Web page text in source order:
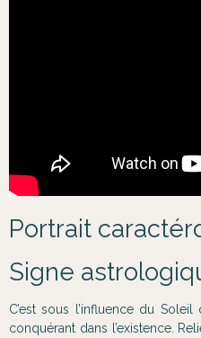
Portrait
Signe
C’est sous l’influence du
conquérant dans l’existence.